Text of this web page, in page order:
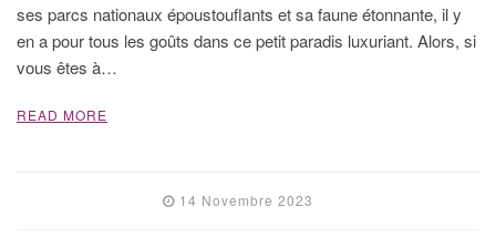
ses parcs nationaux époustouflants et sa faune étonnante, il y
en a pour tous les goûts dans ce petit paradis luxuriant. Alors, si
vous êtes à…
READ MORE
14 Novembre 2023